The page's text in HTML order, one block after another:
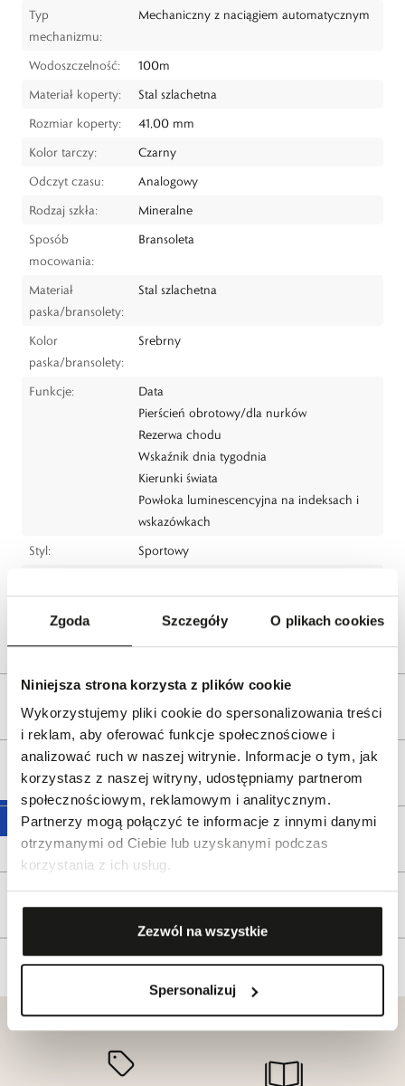
Zgoda Szczegóły O plikach cookies
Niniejsza strona korzysta z plików cookie
Wykorzystujemy pliki cookie do spersonalizowania treści
i reklam, aby oferować funkcje społecznościowe i
analizować ruch w naszej witrynie. Informacje o tym, jak
korzystasz z naszej witryny, udostępniamy partnerom
społecznościowym, reklamowym i analitycznym.
Partnerzy mogą połączyć te informacje z innymi danymi
otrzymanymi od Ciebie lub uzyskanymi podczas
korzystania z ich usług.
Zezwól na wszystkie
Spersonalizuj
Typ
mechanizmu:
Mechaniczny z naciągiem automatycznym
Wodoszczelność:
100m
Materiał koperty:
Stal szlachetna
Rozmiar koperty:
41,00 mm
Kolor tarczy:
Czarny
Odczyt czasu:
Analogowy
Rodzaj szkła:
Mineralne
Sposób
mocowania:
Bransoleta
Materiał
paska/bransolety:
Stal szlachetna
Kolor
paska/bransolety:
Srebrny
Funkcje:
Data
Pierścień obrotowy/dla nurków
Rezerwa chodu
Wskaźnik dnia tygodnia
Kierunki świata
Powłoka luminescencyjna na indeksach i
wskazówkach
Styl:
Sportowy
Opis produktu
Wysyłka
Reklamacje i zwroty
Tagi